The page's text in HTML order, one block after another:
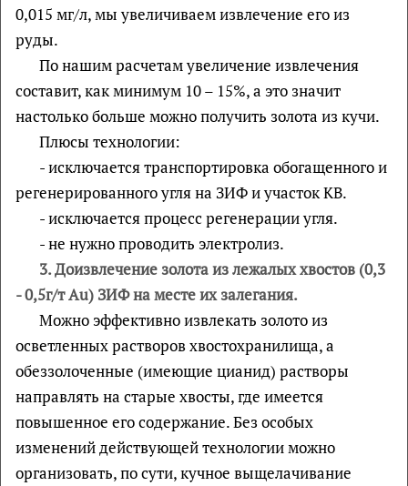
0,015 мг/л, мы увеличиваем извлечение его из
руды.
По нашим расчетам увеличение извлечения
составит, как минимум 10 – 15%, а это значит
настолько больше можно получить золота из кучи.
Плюсы технологии:
- исключается транспортировка обогащенного и
регенерированного угля на ЗИФ и участок КВ.
- исключается процесс регенерации угля.
- не нужно проводить электролиз.
3. Доизвлечение золота из лежалых хвостов (0,3
- 0,5г/тAu) ЗИФ на месте их залегания.
Можно эффективно извлекать золото из
осветленных растворов хвостохранилища, а
обеззолоченные (имеющие цианид) растворы
направлять на старые хвосты, где имеется
повышенное его содержание. Без особых
изменений действующей технологии можно
организовать, по сути, кучное выщелачивание